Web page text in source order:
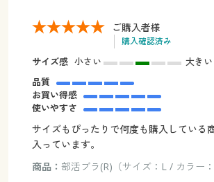
ご購入者様
購入確認済み
サイズ感 小さい
大きい
品質
お買い得感
使いやすさ
サイズもぴったりで何度も購入している
入っています。
商品： 部活ブラ(R)（サイズ：L / カラー：